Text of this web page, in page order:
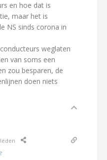
en hoe dat is
maar het is
NS sinds corona in
weglaten
van soms een
zou besparen, de
doen niets